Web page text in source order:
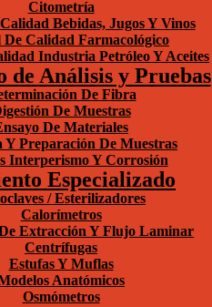
Citometría
Bebidas, Jugos Y Vinos
Calidad Farmacológico
Industria Petróleo Y Aceites
de Análisis y Pruebas
De Fibra
De Muestras
De Materiales
Y Preparación De Muestras
Interperismo Y Corrosión
Especializado
/ Esterilizadores
Calorímetros
Extracción Y Flujo Laminar
Centrífugas
Estufas Y Muflas
Anatómicos
Osmómetros